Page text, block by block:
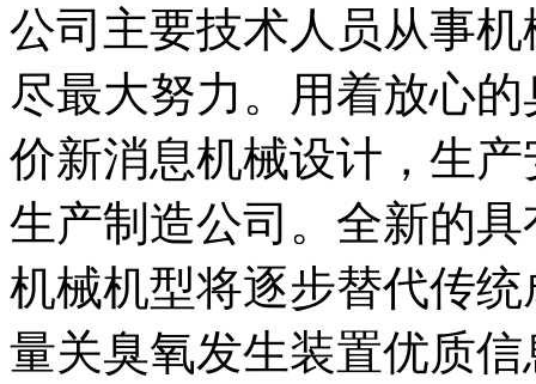
公司主要技术人员从事
尽最大努力。用着放心
价新消息机械设计，生
生产制造公司。全新的
机械机型将逐步替代传
量关臭氧发生装置优质